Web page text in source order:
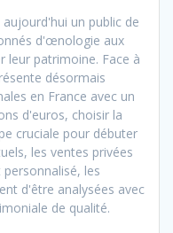
un public de
d'œnologie aux
leur patrimoine. Face à
désormais
en France avec un
d'euros, choisir la
cruciale pour débuter
les ventes privées
les
d'être analysées avec
de qualité.